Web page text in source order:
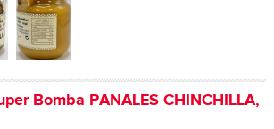
Bomba PANALES CHINCHILLA,